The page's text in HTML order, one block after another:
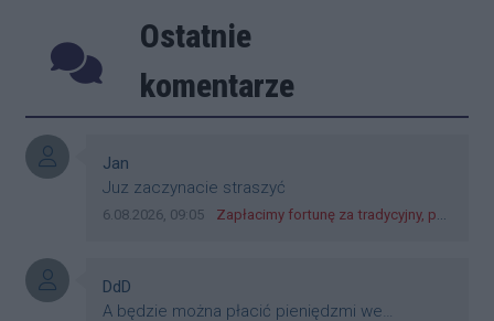
Ostatnie
komentarze
Autor komentarza:
Jan
Treść komentarza:
Juz zaczynacie straszyć
Data dodania komentarza:
6.08.2026, 09:05 Źródło komentarza:
Zapłacimy fortunę za tradycyjny, polski obiad?! Ceny ziemniaków w skupach skoczyły o 265 procent!
Autor komentarza:
DdD
Treść komentarza:
A będzie można płacić pieniędzmi we